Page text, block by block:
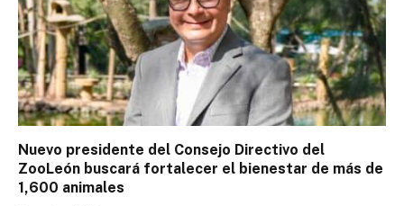
Nuevo presidente del Consejo Directivo del
ZooLeón buscará fortalecer el bienestar de más de
1,600 animales